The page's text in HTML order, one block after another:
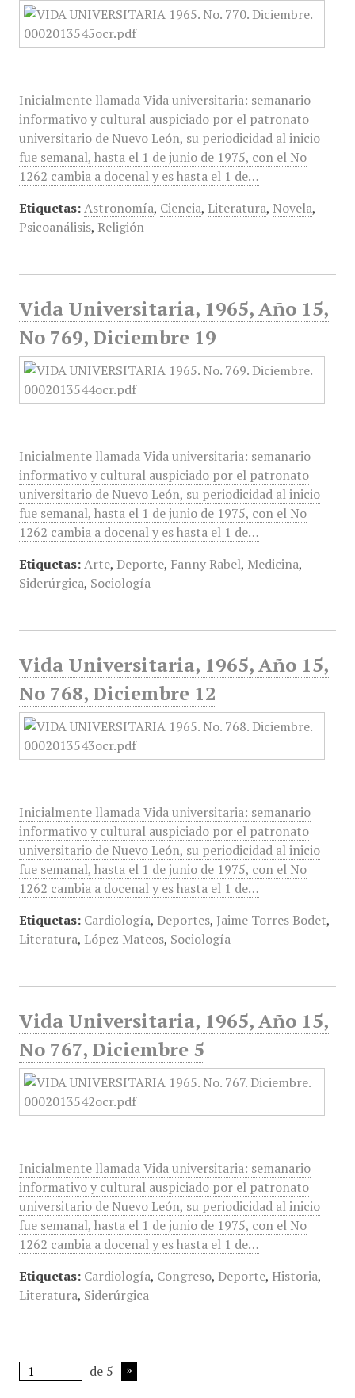
Inicialmente llamada Vida universitaria: semanario
informativo y cultural auspiciado por el patronato
universitario de Nuevo León, su periodicidad al inicio
fue semanal, hasta el 1 de junio de 1975, con el No
1262 cambia a docenal y es hasta el 1 de…
Etiquetas: Astronomía, Ciencia, Literatura, Novela,
Psicoanálisis, Religión
Vida Universitaria, 1965, Año 15,
No 769, Diciembre 19
Inicialmente llamada Vida universitaria: semanario
informativo y cultural auspiciado por el patronato
universitario de Nuevo León, su periodicidad al inicio
fue semanal, hasta el 1 de junio de 1975, con el No
1262 cambia a docenal y es hasta el 1 de…
Etiquetas: Arte, Deporte, Fanny Rabel, Medicina,
Siderúrgica, Sociología
Vida Universitaria, 1965, Año 15,
No 768, Diciembre 12
Inicialmente llamada Vida universitaria: semanario
informativo y cultural auspiciado por el patronato
universitario de Nuevo León, su periodicidad al inicio
fue semanal, hasta el 1 de junio de 1975, con el No
1262 cambia a docenal y es hasta el 1 de…
Etiquetas: Cardiología, Deportes, Jaime Torres Bodet,
Literatura, López Mateos, Sociología
Vida Universitaria, 1965, Año 15,
No 767, Diciembre 5
Inicialmente llamada Vida universitaria: semanario
informativo y cultural auspiciado por el patronato
universitario de Nuevo León, su periodicidad al inicio
fue semanal, hasta el 1 de junio de 1975, con el No
1262 cambia a docenal y es hasta el 1 de…
Etiquetas: Cardiología, Congreso, Deporte, Historia,
Literatura, Siderúrgica
de 5